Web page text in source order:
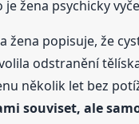
žena psychicky
žena popisuje, že
odstranění
několik let bez
souviset, ale